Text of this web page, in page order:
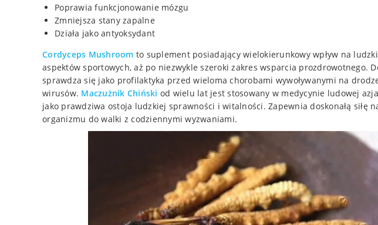
Poprawia funkcjonowanie mózgu
Zmniejsza stany zapalne
Działa jako antyoksydant
Cordyceps Mushroom to suplement posiadający wielokierunkowy wpływ na
aspektów sportowych, aż po niezwykle szeroki zakres wsparcia prozdrowotnego.
sprawdza się jako profilaktyka przed wieloma chorobami wywoływanymi na
wirusów. Maczużnik Chiński od wielu lat jest stosowany w medycynie ludowej
jako prawdziwa ostoja ludzkiej sprawności i witalności. Zapewnia doskonałą siłę
organizmu do walki z codziennymi wyzwaniami.